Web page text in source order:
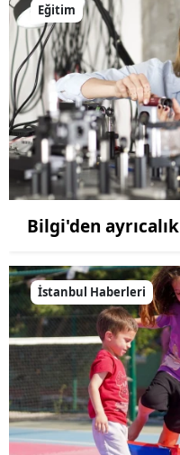
Eğitim
Bilgi'den ayrıcalık
İstanbul Haberleri